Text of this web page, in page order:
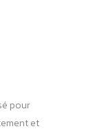
pour
et